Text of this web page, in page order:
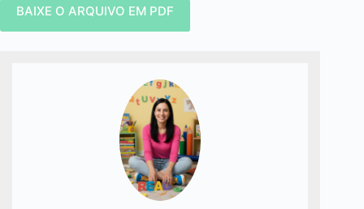
BAIXE O ARQUIVO EM PDF